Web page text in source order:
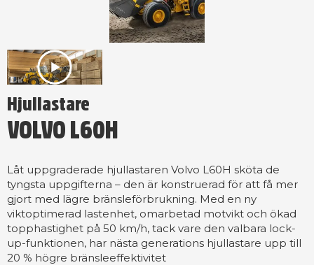
Hjullastare
VOLVO L60H
Låt uppgraderade hjullastaren Volvo L60H sköta de
tyngsta uppgifterna – den är konstruerad för att få mer
gjort med lägre bränsleförbrukning. Med en ny
viktoptimerad lastenhet, omarbetad motvikt och ökad
topphastighet på 50 km/h, tack vare den valbara lock-
up-funktionen, har nästa generations hjullastare upp till
20 % högre bränsleeffektivitet